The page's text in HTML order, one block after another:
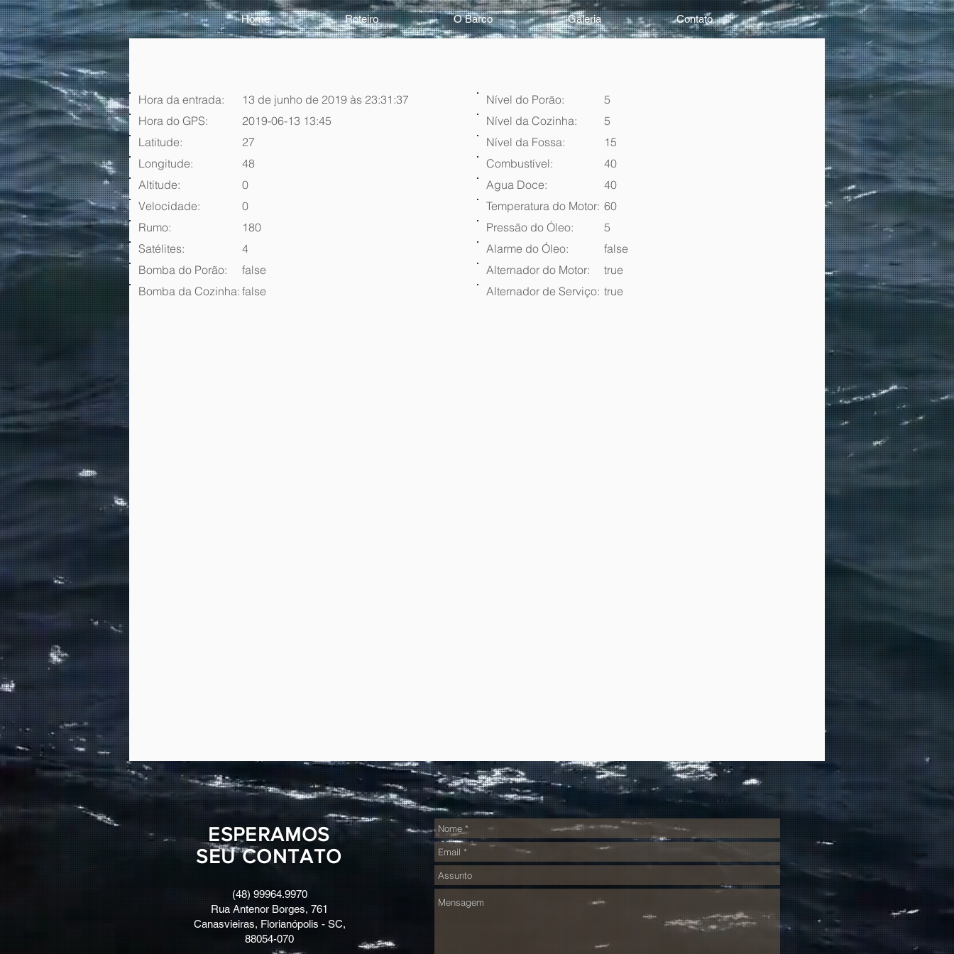
Home Roteiro O Barco Galeria Contato
Hora da entrada:
13 de junho de 2019 às 23:31:37
Hora do GPS:
2019-06-13 13:45
Latitude:
27
Longitude:
48
Altitude:
0
Velocidade:
0
Rumo:
180
Satélites:
4
Bomba do Porão:
false
Bomba da Cozinha: false
Nível do Porão:
5
Nível da Cozinha:
5
Nível da Fossa:
15
Combustível:
40
Agua Doce:
40
Temperatura do Motor: 60
Pressão do Óleo:
5
Alarme do Óleo:
false
Alternador do Motor:
true
Alternador de Serviço: true
ESPERAMOS
SEU CONTATO
(48) 99964.9970
Rua Antenor Borges, 761
Canasvieiras, Florianópolis - SC,
88054-070